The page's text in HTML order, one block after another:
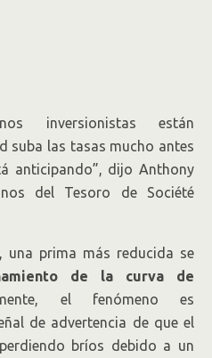
inversionistas están
suba las tasas mucho antes
anticipando”, dijo Anthony
del Tesoro de Société
una prima más reducida se
de la curva de
el fenómeno es
de advertencia de que el
bríos debido a un